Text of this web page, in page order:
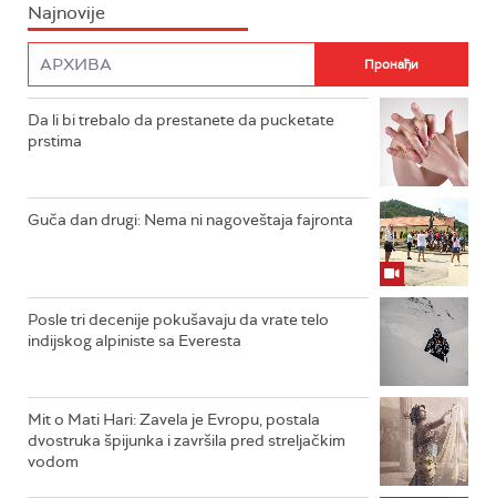
Najnovije
Da li bi trebalo da prestanete da pucketate
prstima
Guča dan drugi: Nema ni nagoveštaja fajronta
Posle tri decenije pokušavaju da vrate telo
indijskog alpiniste sa Everesta
Mit o Mati Hari: Zavela je Evropu, postala
dvostruka špijunka i završila pred streljačkim
vodom